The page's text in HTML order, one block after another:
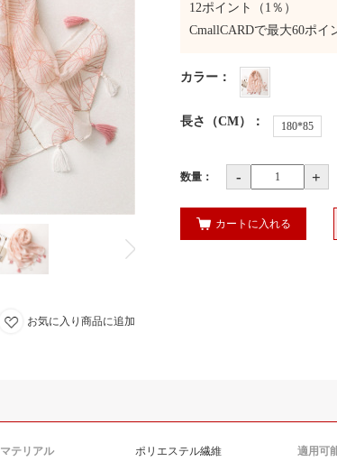
お気に入り商品に追加
12ポイント（1％）
CmallCARDで最大60ポイ
カラー ：
長さ（CM） ： 180*85
数量： - +
カートに入れる
マテリアル ポリエステル繊維 適用可